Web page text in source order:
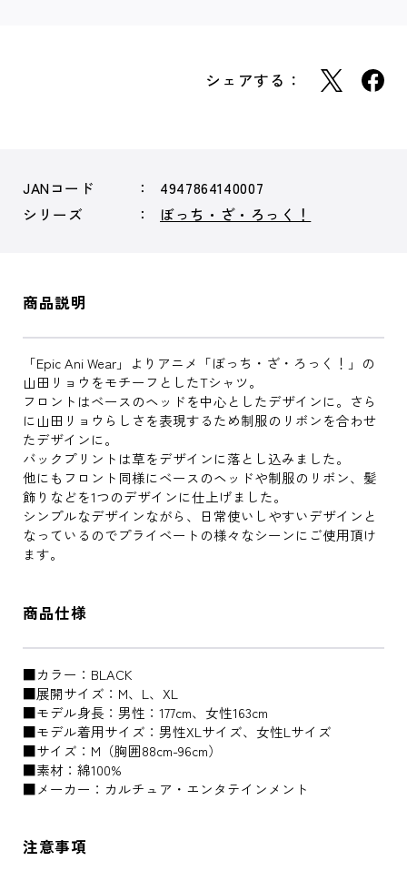
シェアする：
JANコード
4947864140007
シリーズ
ぼっち・ざ・ろっく！
商品説明
「Epic Ani Wear」よりアニメ「ぼっち・ざ・ろっく！」の
山田リョウをモチーフとしたTシャツ。
フロントはベースのヘッドを中心としたデザインに。さら
に山田リョウらしさを表現するため制服のリボンを合わせ
たデザインに。
バックプリントは草をデザインに落とし込みました。
他にもフロント同様にベースのヘッドや制服のリボン、髪
飾りなどを1つのデザインに仕上げました。
シンプルなデザインながら、日常使いしやすいデザインと
なっているのでプライベートの様々なシーンにご使用頂け
ます。
商品仕様
■カラー：BLACK
■展開サイズ：M、L、XL
■モデル身長：男性：177cm、女性163cm
■モデル着用サイズ：男性XLサイズ、女性Lサイズ
■サイズ：M（胸囲88cm-96cm）
■素材：綿100%
■メーカー：カルチュア・エンタテインメント
注意事項